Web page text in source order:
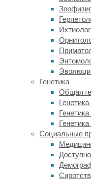
Генетика
Общая
Социальные
взялась
разобраться
парадоксе.
Ученые
заподозрили,
в
опросах
люди
могут
быть
честны.
Поэтому
результаты